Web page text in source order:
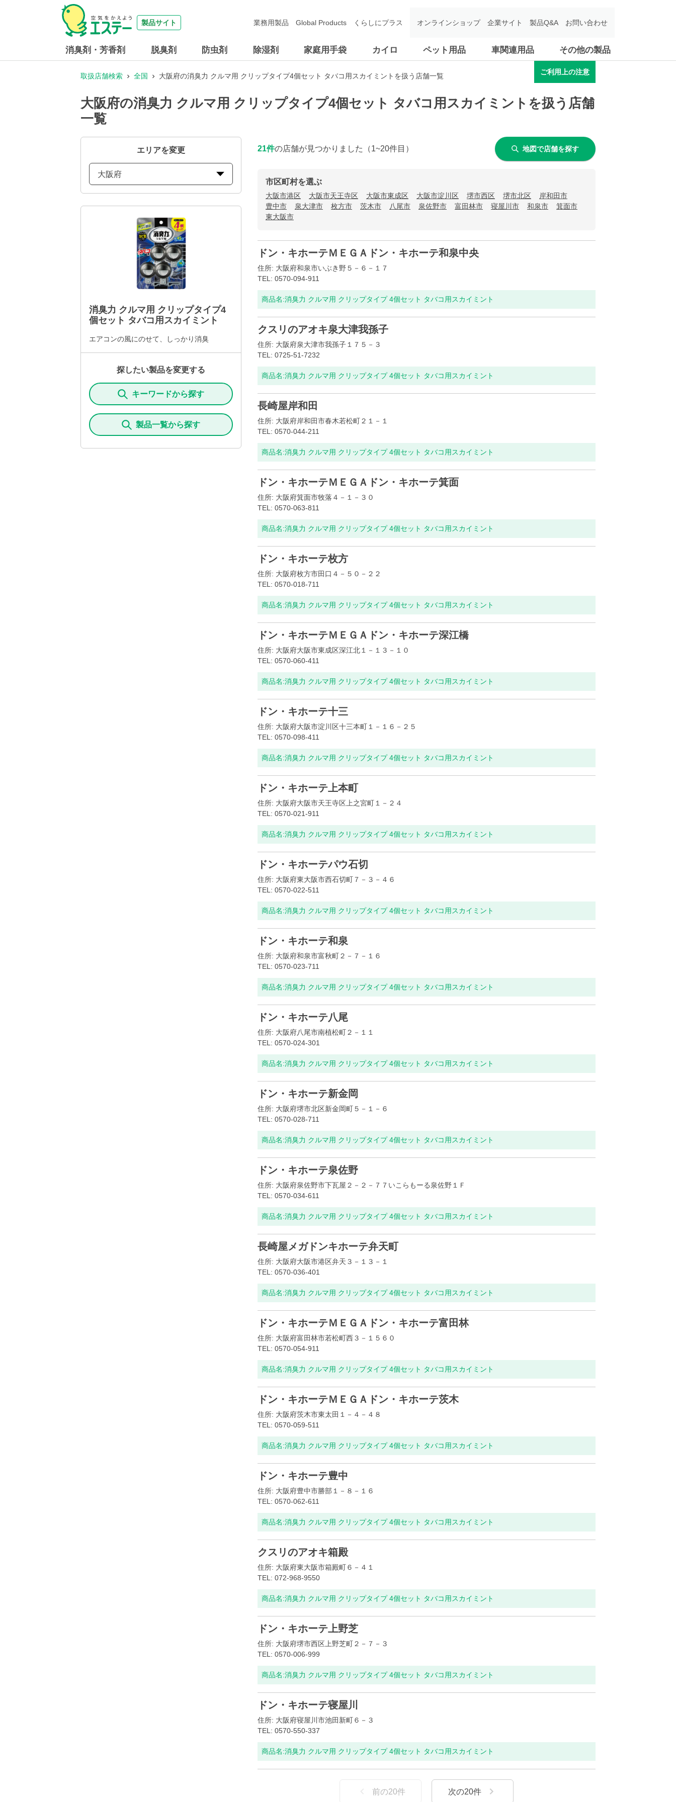
製品サイト
消臭剤・芳香剤 脱臭剤 防虫剤 除湿剤 家庭用手袋 カイロ ペット用品 車関連用品 その他の製品
業務用製品 Global Products くらしにプラス オンラインショップ 企業サイト 製品Q&A お問い合わせ
取扱店舗検索 全国 大阪府の消臭力 クルマ用 クリップタイプ4個セット タバコ用スカイミントを扱う店舗一覧
ご利用上の注意
大阪府の消臭力 クルマ用 クリップタイプ4個セット タバコ用スカイミントを扱う店舗
一覧
エリアを変更
大阪府
消臭力 クルマ用 クリップタイプ4
個セット タバコ用スカイミント
エアコンの風にのせて、しっかり消臭
探したい製品を変更する
キーワードから探す
製品一覧から探す
21件の店舗が見つかりました （1~20件目） 地図で店舗を探す
市区町村を選ぶ
大阪市港区 大阪市天王寺区 大阪市東成区 大阪市淀川区 堺市西区 堺市北区
岸和田市
豊中市
泉大津市 枚方市 茨木市 八尾市 泉佐野市 富田林市 寝屋川市 和泉市
箕面市
東大阪市
ドン・キホーテＭＥＧＡドン・キホーテ和泉中央
住所: 大阪府和泉市いぶき野５－６－１７
TEL: 0570-094-911
商品名:消臭力 クルマ用 クリップタイプ 4個セット タバコ用スカイミント
クスリのアオキ泉大津我孫子
住所: 大阪府泉大津市我孫子１７５－３
TEL: 0725-51-7232
商品名:消臭力 クルマ用 クリップタイプ 4個セット タバコ用スカイミント
長崎屋岸和田
住所: 大阪府岸和田市春木若松町２１－１
TEL: 0570-044-211
商品名:消臭力 クルマ用 クリップタイプ 4個セット タバコ用スカイミント
ドン・キホーテＭＥＧＡドン・キホーテ箕面
住所: 大阪府箕面市牧落４－１－３０
TEL: 0570-063-811
商品名:消臭力 クルマ用 クリップタイプ 4個セット タバコ用スカイミント
ドン・キホーテ枚方
住所: 大阪府枚方市田口４－５０－２２
TEL: 0570-018-711
商品名:消臭力 クルマ用 クリップタイプ 4個セット タバコ用スカイミント
ドン・キホーテＭＥＧＡドン・キホーテ深江橋
住所: 大阪府大阪市東成区深江北１－１３－１０
TEL: 0570-060-411
商品名:消臭力 クルマ用 クリップタイプ 4個セット タバコ用スカイミント
ドン・キホーテ十三
住所: 大阪府大阪市淀川区十三本町１－１６－２５
TEL: 0570-098-411
商品名:消臭力 クルマ用 クリップタイプ 4個セット タバコ用スカイミント
ドン・キホーテ上本町
住所: 大阪府大阪市天王寺区上之宮町１－２４
TEL: 0570-021-911
商品名:消臭力 クルマ用 クリップタイプ 4個セット タバコ用スカイミント
ドン・キホーテパウ石切
住所: 大阪府東大阪市西石切町７－３－４６
TEL: 0570-022-511
商品名:消臭力 クルマ用 クリップタイプ 4個セット タバコ用スカイミント
ドン・キホーテ和泉
住所: 大阪府和泉市富秋町２－７－１６
TEL: 0570-023-711
商品名:消臭力 クルマ用 クリップタイプ 4個セット タバコ用スカイミント
ドン・キホーテ八尾
住所: 大阪府八尾市南植松町２－１１
TEL: 0570-024-301
商品名:消臭力 クルマ用 クリップタイプ 4個セット タバコ用スカイミント
ドン・キホーテ新金岡
住所: 大阪府堺市北区新金岡町５－１－６
TEL: 0570-028-711
商品名:消臭力 クルマ用 クリップタイプ 4個セット タバコ用スカイミント
ドン・キホーテ泉佐野
住所: 大阪府泉佐野市下瓦屋２－２－７７いこらもーる泉佐野１Ｆ
TEL: 0570-034-611
商品名:消臭力 クルマ用 クリップタイプ 4個セット タバコ用スカイミント
長崎屋メガドンキホーテ弁天町
住所: 大阪府大阪市港区弁天３－１３－１
TEL: 0570-036-401
商品名:消臭力 クルマ用 クリップタイプ 4個セット タバコ用スカイミント
ドン・キホーテＭＥＧＡドン・キホーテ富田林
住所: 大阪府富田林市若松町西３－１５６０
TEL: 0570-054-911
商品名:消臭力 クルマ用 クリップタイプ 4個セット タバコ用スカイミント
ドン・キホーテＭＥＧＡドン・キホーテ茨木
住所: 大阪府茨木市東太田１－４－４８
TEL: 0570-059-511
商品名:消臭力 クルマ用 クリップタイプ 4個セット タバコ用スカイミント
ドン・キホーテ豊中
住所: 大阪府豊中市勝部１－８－１６
TEL: 0570-062-611
商品名:消臭力 クルマ用 クリップタイプ 4個セット タバコ用スカイミント
クスリのアオキ箱殿
住所: 大阪府東大阪市箱殿町６－４１
TEL: 072-968-9550
商品名:消臭力 クルマ用 クリップタイプ 4個セット タバコ用スカイミント
ドン・キホーテ上野芝
住所: 大阪府堺市西区上野芝町２－７－３
TEL: 0570-006-999
商品名:消臭力 クルマ用 クリップタイプ 4個セット タバコ用スカイミント
ドン・キホーテ寝屋川
住所: 大阪府寝屋川市池田新町６－３
TEL: 0570-550-337
商品名:消臭力 クルマ用 クリップタイプ 4個セット タバコ用スカイミント
前の20件 次の20件